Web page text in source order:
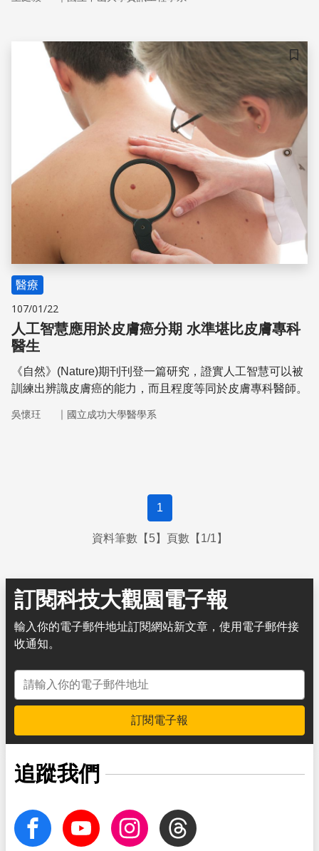
儲存
醫療
107/01/22
人工智慧應用於皮膚癌分期 水準堪比皮膚專科
醫生
《自然》(Nature)期刊刊登一篇研究，證實人工智慧可以被
訓練出辨識皮膚癌的能力，而且程度等同於皮膚專科醫師。
吳懷玨 ｜ 國立成功大學醫學系
1
資料筆數【5】頁數【1/1】
訂閱科技大觀園電子報
輸入你的電子郵件地址訂閱網站新文章，使用電子郵件接
收通知。
電子郵件地址
訂閱電子報
追蹤我們
facebook Youtube InstagramThreads